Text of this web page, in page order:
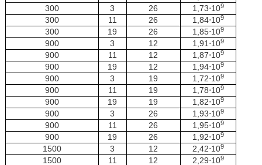
300 3 26 1,73⋅109
300 11 26 1,84⋅109
300 19 26 1,85⋅109
900 3 12 1,91⋅109
900 11 12 1,87⋅109
900 19 12 1,94⋅109
900 3 19 1,72⋅109
900 11 19 1,78⋅109
900 19 19 1,82⋅109
900 3 26 1,93⋅109
900 11 26 1,95⋅109
900 19 26 1,92⋅109
1500 3 12 2,42⋅109
1500 11 12 2,29⋅109